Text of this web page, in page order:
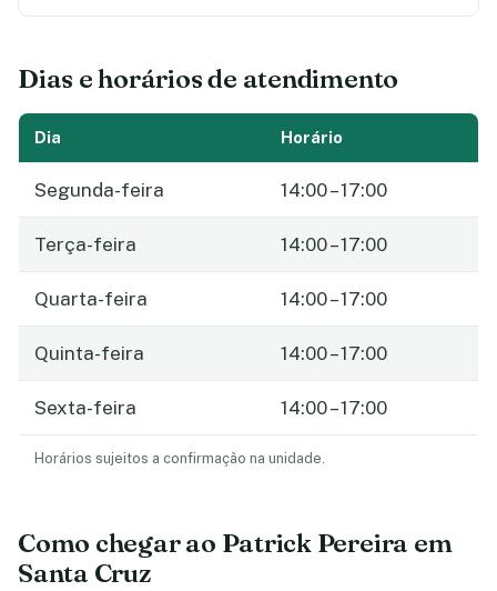
Dias e horários de atendimento
Dia Horário
Segunda-feira 14:00 – 17:00
Terça-feira 14:00 – 17:00
Quarta-feira 14:00 – 17:00
Quinta-feira 14:00 – 17:00
Sexta-feira 14:00 – 17:00
Horários sujeitos a confirmação na unidade.
Como chegar ao Patrick Pereira em
Santa Cruz